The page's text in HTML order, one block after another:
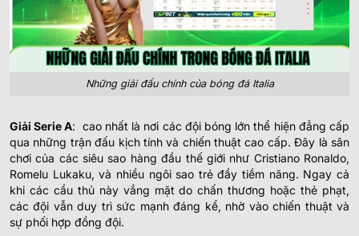
Những giải đấu chính của bóng đá Italia
Giải Serie A: cao nhất là nơi các đội bóng lớn thể hiện đẳng cấp
qua những trận đấu kịch tính và chiến thuật cao cấp. Đây là sân
chơi của các siêu sao hàng đầu thế giới như Cristiano Ronaldo,
Romelu Lukaku, và nhiều ngôi sao trẻ đầy tiềm năng. Ngay cả
khi các cầu thủ này vắng mặt do chấn thương hoặc thẻ phạt,
các đội vẫn duy trì sức mạnh đáng kể, nhờ vào chiến thuật và
sự phối hợp đồng đội.